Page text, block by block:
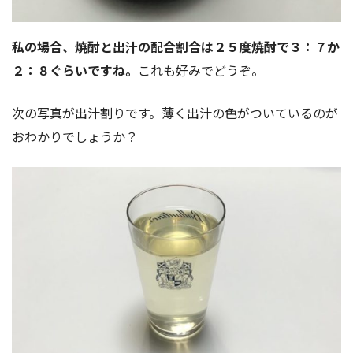
私の場合、焼酎と出汁の配合割合は２５度焼酎で３：７か
２：８ぐらいですね。 これも好みでどうぞ。
次の写真が出汁割りです。薄く出汁の色がついているのが
おわかりでしょうか？